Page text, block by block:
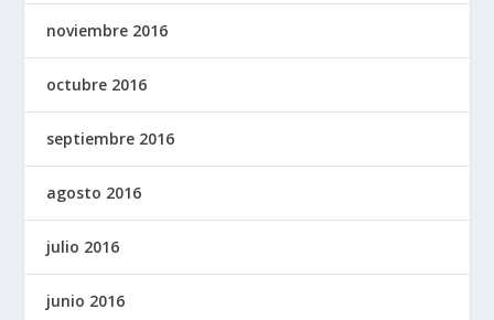
noviembre 2016
octubre 2016
septiembre 2016
agosto 2016
julio 2016
junio 2016